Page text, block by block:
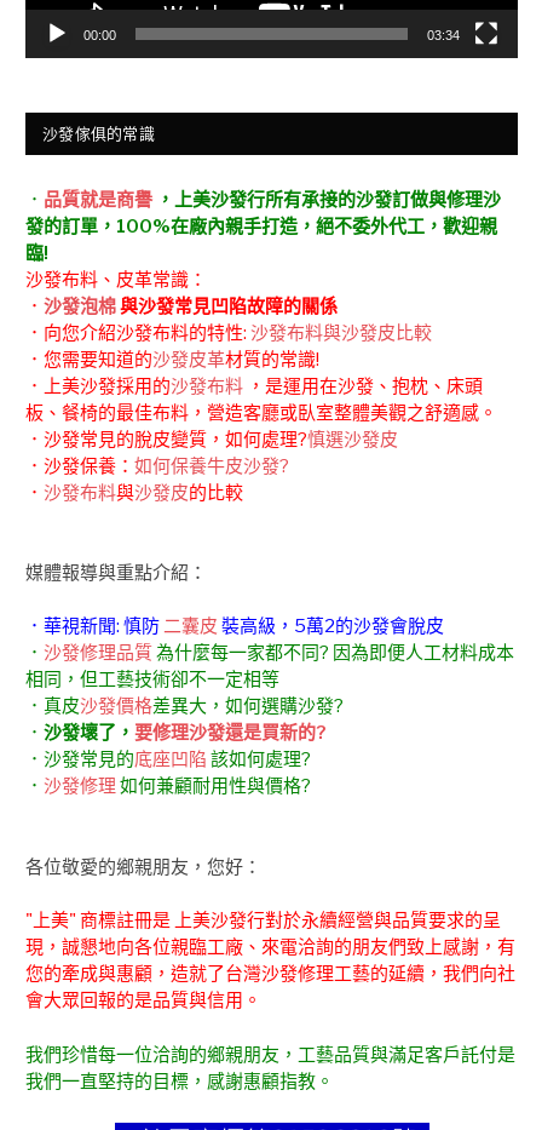
00:00 03:34
沙發傢俱的常識
． 品質就是商譽 ，上美沙發行所有承接的沙發訂做與修理沙
發的訂單，100%在廠內親手打造，絕不委外代工，歡迎親
臨!
沙發布料、皮革常識：
． 沙發泡棉與沙發常見凹陷故障的關係
．向您介紹沙發布料的特性: 沙發布料與沙發皮比較
．您需要知道的沙發皮革材質的常識!
．上美沙發採用的沙發布料 ，是運用在沙發、抱枕、床頭
板、餐椅的最佳布料，營造客廳或臥室整體美觀之舒適感。
．沙發常見的脫皮變質，如何處理?慎選沙發皮
．沙發保養： 如何保養牛皮沙發?
． 沙發布料與沙發皮的比較
媒體報導與重點介紹：
．華視新聞: 慎防 二囊皮 裝高級，5萬2的沙發會脫皮
． 沙發修理品質為什麼每一家都不同? 因為即便人工材料成本
相同，但工藝技術卻不一定相等
．真皮沙發價格差異大，如何選購沙發?
． 沙發壞了， 要修理沙發還是買新的?
．沙發常見的底座凹陷 該如何處理?
． 沙發修理 如何兼顧耐用性與價格?
各位敬愛的鄉親朋友，您好：
"上美" 商標註冊是 上美沙發行對於永續經營與品質要求的呈
現，誠懇地向各位親臨工廠、來電洽詢的朋友們致上感謝，有
您的牽成與惠顧，造就了台灣沙發修理工藝的延續，我們向社
會大眾回報的是品質與信用。
我們珍惜每一位洽詢的鄉親朋友，工藝品質與滿足客戶託付是
我們一直堅持的目標，感謝惠顧指教。